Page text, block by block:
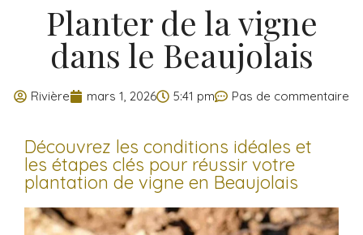
Planter de la vigne
dans le Beaujolais
Rivière mars 1, 2026 5:41 pm Pas de commentaire
Découvrez les conditions idéales et
les étapes clés pour réussir votre
plantation de vigne en Beaujolais